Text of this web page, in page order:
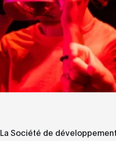
La Société de